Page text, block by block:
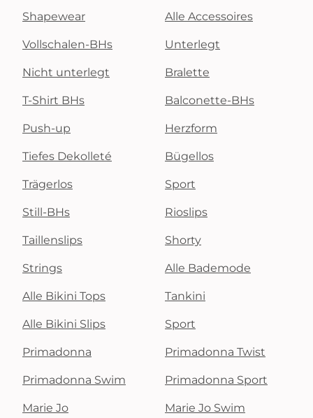
Shapewear Alle Accessoires
Vollschalen-BHs Unterlegt
Nicht unterlegt Bralette
T-Shirt BHs Balconette-BHs
Push-up Herzform
Tiefes Dekolleté Bügellos
Trägerlos Sport
Still-BHs Rioslips
Taillenslips Shorty
Strings Alle Bademode
Alle Bikini Tops Tankini
Alle Bikini Slips Sport
Primadonna Primadonna Twist
Primadonna Swim Primadonna Sport
Marie Jo Marie Jo Swim